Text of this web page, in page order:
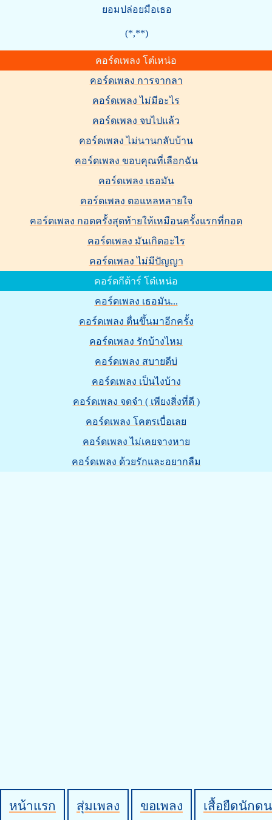
ยอมปล่อยมือเธอ
(*,**)
คอร์ดเพลง โต๋เหน่อ
คอร์ดเพลง การจากลา
คอร์ดเพลง ไม่มีอะไร
คอร์ดเพลง จบไปแล้ว
คอร์ดเพลง ไม่นานกลับบ้าน
คอร์ดเพลง ขอบคุณที่เลือกฉัน
คอร์ดเพลง เธอมัน
คอร์ดเพลง ตอแหลหลายใจ
คอร์ดเพลง กอดครั้งสุดท้ายให้เหมือนครั้งแรกที่กอด
คอร์ดเพลง มันเกิดอะไร
คอร์ดเพลง ไม่มีปัญญา
คอร์ดกีต้าร์ โต๋เหน่อ
คอร์ดเพลง เธอมัน...
คอร์ดเพลง ตื่นขึ้นมาอีกครั้ง
คอร์ดเพลง รักบ้างไหม
คอร์ดเพลง สบายดีบ่
คอร์ดเพลง เป็นไงบ้าง
คอร์ดเพลง จดจำ ( เพียงสิ่งที่ดี )
คอร์ดเพลง โคตรเบื่อเลย
คอร์ดเพลง ไม่เคยจางหาย
คอร์ดเพลง ด้วยรักและอยากลืม
หน้าแรก สุ่มเพลง ขอเพลง เสื้อยืดนักด